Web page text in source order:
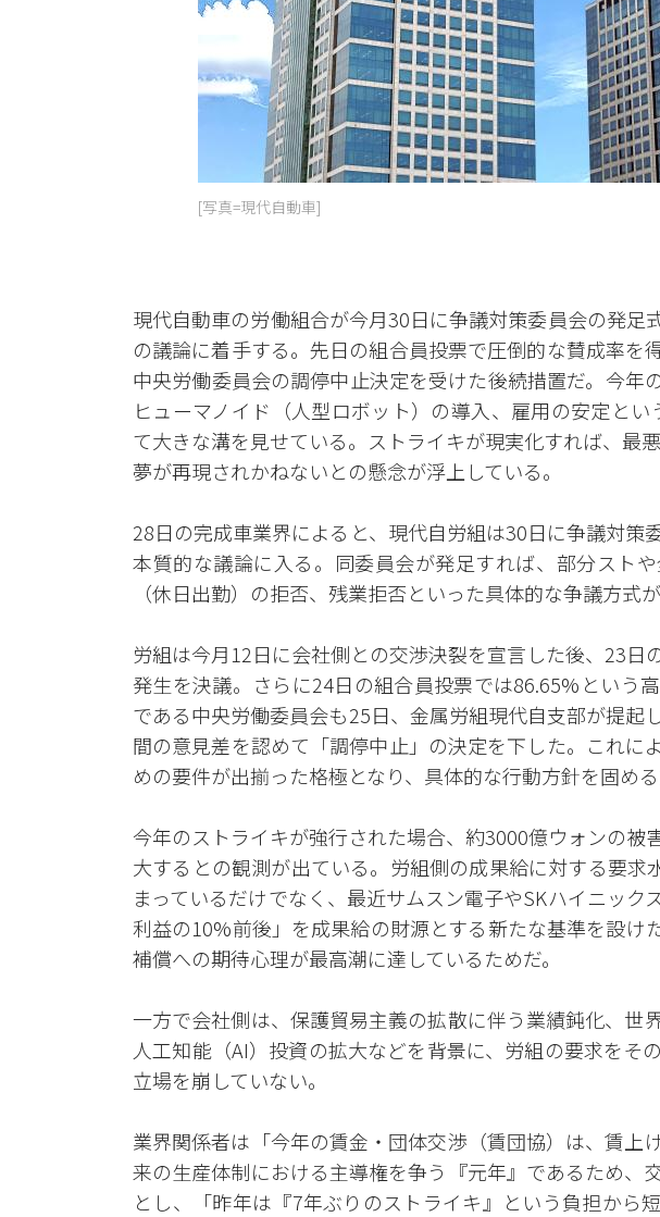
[写真=現代自動車]
現代自動車の労働組合が今月30日に争議対策委員会の発足
の議論に着手する。先日の組合員投票で圧倒的な賛成率を
中央労働委員会の調停中止決定を受けた後続措置だ。今年
ヒューマノイド（人型ロボット）の導入、雇用の安定と
て大きな溝を見せている。ストライキが現実化すれば、最
夢が再現されかねないとの懸念が浮上している。
28日の完成車業界によると、現代自労組は30日に争議対策
本質的な議論に入る。同委員会が発足すれば、部分スト
（休日出勤）の拒否、残業拒否といった具体的な争議方式
労組は今月12日に会社側との交渉決裂を宣言した後、23日
発生を決議。さらに24日の組合員投票では86.65%という
である中央労働委員会も25日、金属労組現代自支部が提起
間の意見差を認めて「調停中止」の決定を下した。これに
めの要件が出揃った格極となり、具体的な行動方針を固める
今年のストライキが強行された場合、約3000億ウォンの被
大するとの観測が出ている。労組側の成果給に対する要求
まっているだけでなく、最近サムスン電子やSKハイニッ
利益の10%前後」を成果給の財源とする新たな基準を設け
補償への期待心理が最高潮に達しているためだ。
一方で会社側は、保護貿易主義の拡散に伴う業績鈍化、世
人工知能（AI）投資の拡大などを背景に、労組の要求をそ
立場を崩していない。
業界関係者は「今年の賃金・団体交渉（賃団協）は、賃上
来の生産体制における主導権を争う『元年』であるため、
とし、「昨年は『7年ぶりのストライキ』という負担から